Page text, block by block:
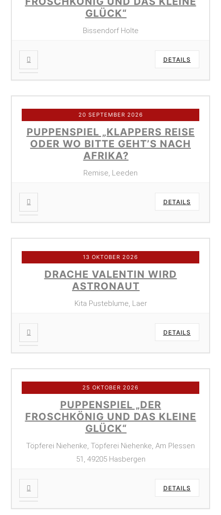
GLÜCK“
Bissendorf Holte
DETAILS
20 SEPTEMBER 2026
PUPPENSPIEL „KLAPPERS REISE
ODER WO BITTE GEHT’S NACH
AFRIKA?
Remise, Leeden
DETAILS
13 OKTOBER 2026
DRACHE VALENTIN WIRD
ASTRONAUT
Kita Pusteblume, Laer
DETAILS
25 OKTOBER 2026
PUPPENSPIEL „DER
FROSCHKÖNIG UND DAS KLEINE
GLÜCK“
Töpferei Niehenke, Töpferei Niehenke, Am Plessen
51, 49205 Hasbergen
DETAILS